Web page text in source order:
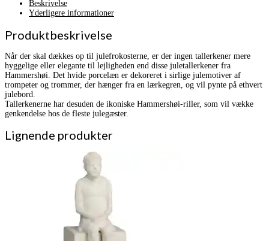
Beskrivelse
Yderligere informationer
Produktbeskrivelse
Når der skal dækkes op til julefrokosterne, er der ingen tallerkener mere
hyggelige eller elegante til lejligheden end disse juletallerkener fra
Hammershøi. Det hvide porcelæn er dekoreret i sirlige julemotiver af
trompeter og trommer, der hænger fra en lærkegren, og vil pynte på ethvert
julebord.
Tallerkenerne har desuden de ikoniske Hammershøi-riller, som vil vække
genkendelse hos de fleste julegæster.
Lignende produkter